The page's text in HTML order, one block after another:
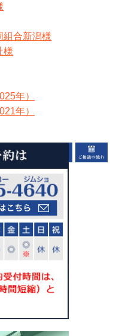
組合新潟様
様
年）
年）